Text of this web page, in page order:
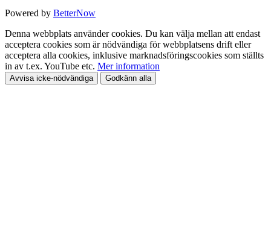
Powered by BetterNow
Denna webbplats använder cookies. Du kan välja mellan att endast
acceptera cookies som är nödvändiga för webbplatsens drift eller
acceptera alla cookies, inklusive marknadsföringscookies som ställts
in av t.ex. YouTube etc. Mer information
Avvisa icke-nödvändiga Godkänn alla